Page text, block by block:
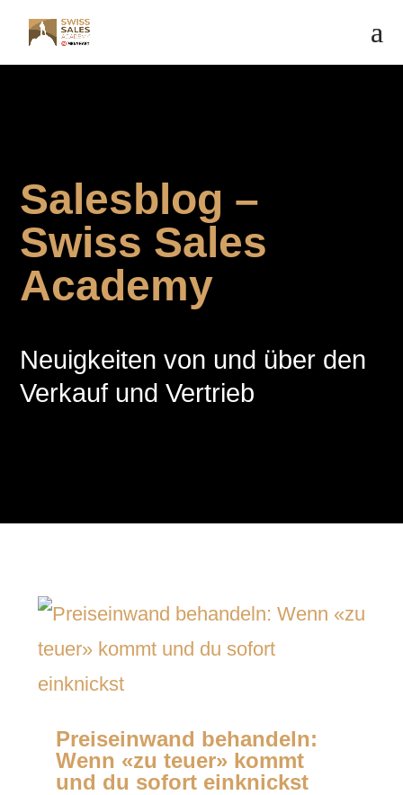
Salesblog –
Swiss Sales
Academy
Neuigkeiten von und über den
Verkauf und Vertrieb
Preiseinwand behandeln:
Wenn «zu teuer» kommt
und du sofort einknickst